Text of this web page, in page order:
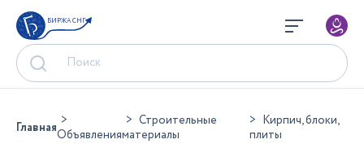
БИРЖА СНГ
ГлавнаяОбъявления
Строительные
материалы
Кирпич, блоки,
плиты